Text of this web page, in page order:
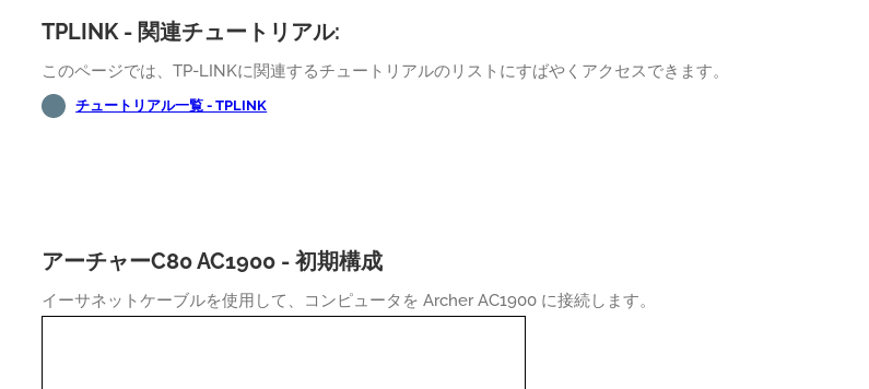
TPLINK - 関連チュートリアル:
このページでは、TP-LINKに関連するチュートリアルのリストにすばやくアクセスできます。
チュートリアル一覧 - TPLINK
アーチャーC80 AC1900 - 初期構成
イーサネットケーブルを使用して、コンピュータを Archer AC1900 に接続します。